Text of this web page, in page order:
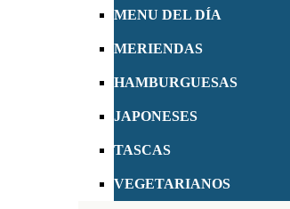
MENU DEL DÍA
MERIENDAS
HAMBURGUESAS
JAPONESES
TASCAS
VEGETARIANOS